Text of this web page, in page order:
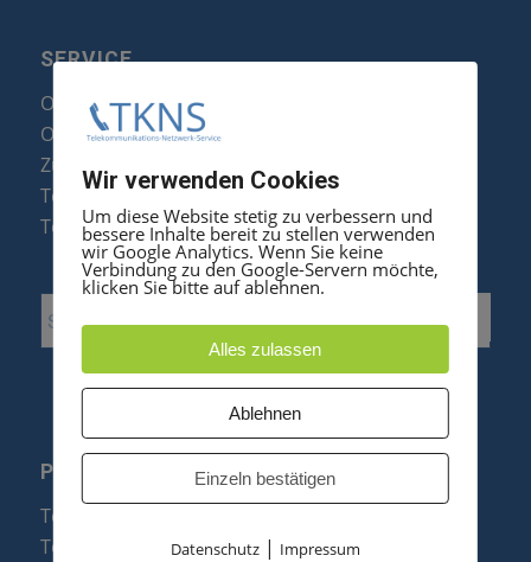
SERVICE
Optipoint Display Reparatur
Octophon F Display Reparatur
Zubehör & Ersatzteile
Telefonanlagen Optimierung
Telefonanlagen Erweiterung
PRODUKTE
Telefonanlagen
Telefone
Wir verwenden Cookies
Um diese Website stetig zu verbessern und
bessere Inhalte bereit zu stellen verwenden
wir Google Analytics. Wenn Sie keine
Verbindung zu den Google-Servern möchte,
klicken Sie bitte auf ablehnen.
Alles zulassen
Ablehnen
Einzeln bestätigen
Datenschutz| Impressum